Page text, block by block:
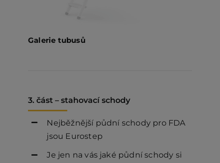
Galerie tubusů
3. část – stahovací schody
Nejběžnější půdní schody pro FDA
jsou Eurostep
Je jen na vás jaké půdní schody si